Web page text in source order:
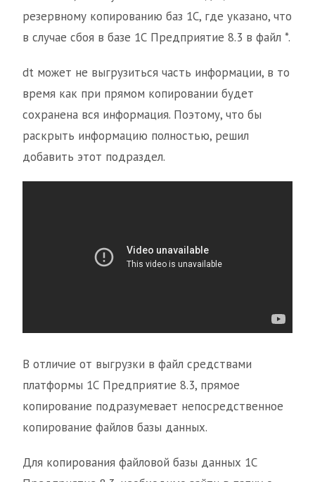
резервному копированию баз 1С, где указано, что
в случае сбоя в базе 1С Предприятие 8.3 в файл *.
dt может не выгрузиться часть информации, в то
время как при прямом копировании будет
сохранена вся информация. Поэтому, что бы
раскрыть информацию полностью, решил
добавить этот подраздел.
В отличие от выгрузки в файл средствами
платформы 1С Предприятие 8.3, прямое
копирование подразумевает непосредственное
копирование файлов базы данных.
Для копирования файловой базы данных 1С